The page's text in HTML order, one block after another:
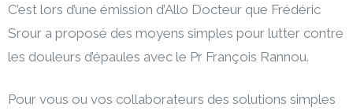
C’est lors d’une émission d’Allo Docteur que Frédéric
Srour a proposé des moyens simples pour lutter contre
les douleurs d’épaules avec le Pr François Rannou.
Pour vous ou vos collaborateurs des solutions simples